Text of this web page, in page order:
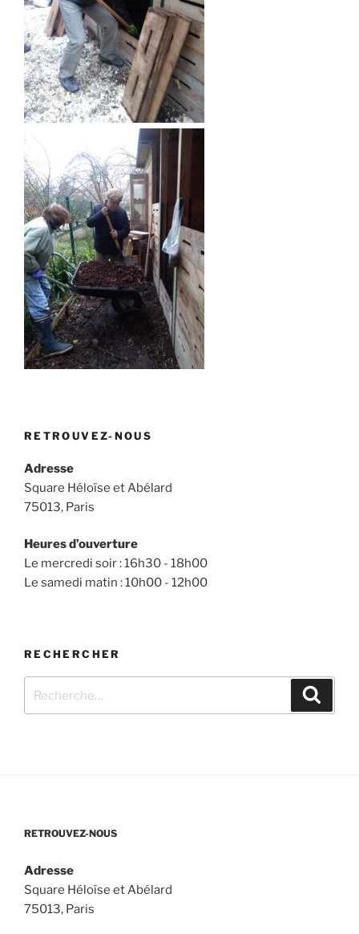
RETROUVEZ-NOUS
Adresse
Square Héloïse et Abélard
75013, Paris
Heures d’ouverture
Le mercredi soir : 16h30 - 18h00
Le samedi matin : 10h00 - 12h00
RECHERCHER
pour
RETROUVEZ-NOUS
Adresse
Square Héloïse et Abélard
75013, Paris